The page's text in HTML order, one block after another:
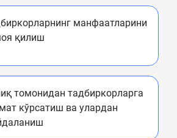
манфаатларини
қилиш
томонидан тадбиркорларга
кўрсатиш ва улардан